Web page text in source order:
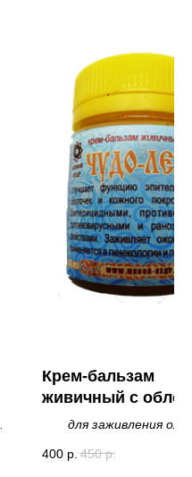
Крем-бальзам
живичный с
ЧУДО-ЛЕКАРЬ
для заживления
повреждений кожи и
400 р. 450 р.